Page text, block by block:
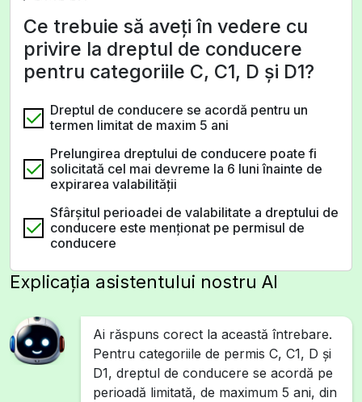
Ce trebuie să aveți în vedere cu
privire la dreptul de conducere
pentru categoriile C, C1, D și D1?
Dreptul de conducere se acordă pentru un
termen limitat de maxim 5 ani
Prelungirea dreptului de conducere poate fi
solicitată cel mai devreme la 6 luni înainte de
expirarea valabilității
Sfârșitul perioadei de valabilitate a dreptului de
conducere este menționat pe permisul de
conducere
Explicația asistentului nostru AI
Ai răspuns corect la această întrebare.
Pentru categoriile de permis C, C1, D și
D1, dreptul de conducere se acordă pe
perioadă limitată, de maximum 5 ani, din